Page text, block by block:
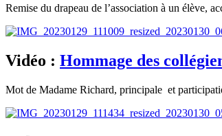
Remise du drapeau de l’association à un élève,
Vidéo : Hommage des
Mot de Madame Richard, principale et